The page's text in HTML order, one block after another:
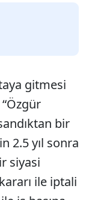
gitmesi
bir
2.5 yıl sonra
siyasi
ile iptali